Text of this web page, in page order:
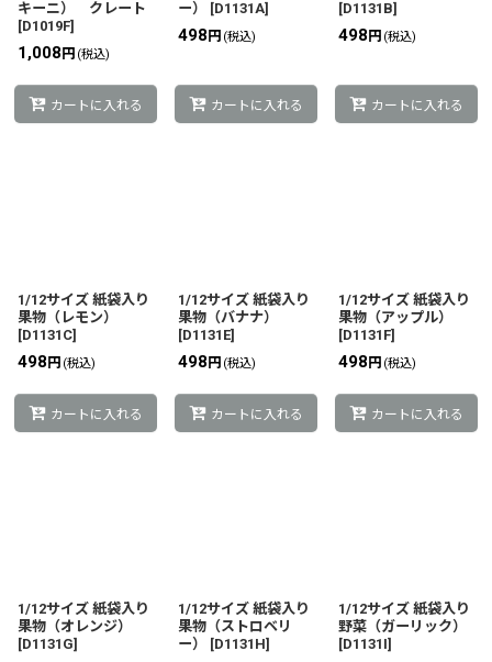
キーニ） クレート
[D1019F]
1,008 円 (税込)
カートに入れる
ー）
[D1131A]
498 円 (税込)
カートに入れる
[D1131B]
498 円 (税込)
カートに入れる
1/12サイズ 紙袋入り
果物（レモン）
[D1131C]
498 円 (税込)
カートに入れる
1/12サイズ 紙袋入り
果物（バナナ）
[D1131E]
498 円 (税込)
カートに入れる
1/12サイズ 紙袋入り
果物（アップル）
[D1131F]
498 円 (税込)
カートに入れる
1/12サイズ 紙袋入り
果物（オレンジ）
[D1131G]
1/12サイズ 紙袋入り
果物（ストロベリ
ー）
[D1131H]
1/12サイズ 紙袋入り
野菜（ガーリック）
[D1131I]